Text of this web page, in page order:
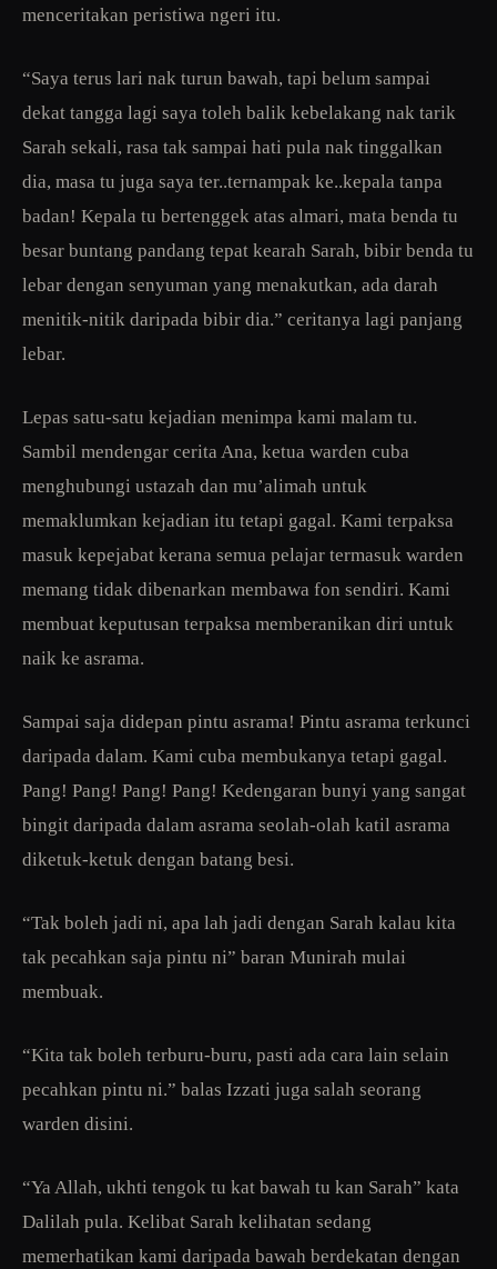
menceritakan peristiwa ngeri itu.
“Saya terus lari nak turun bawah, tapi belum sampai
dekat tangga lagi saya toleh balik kebelakang nak tarik
Sarah sekali, rasa tak sampai hati pula nak tinggalkan
dia, masa tu juga saya ter..ternampak ke..kepala tanpa
badan! Kepala tu bertenggek atas almari, mata benda tu
besar buntang pandang tepat kearah Sarah, bibir benda tu
lebar dengan senyuman yang menakutkan, ada darah
menitik-nitik daripada bibir dia.” ceritanya lagi panjang
lebar.
Lepas satu-satu kejadian menimpa kami malam tu.
Sambil mendengar cerita Ana, ketua warden cuba
menghubungi ustazah dan mu’alimah untuk
memaklumkan kejadian itu tetapi gagal. Kami terpaksa
masuk kepejabat kerana semua pelajar termasuk warden
memang tidak dibenarkan membawa fon sendiri. Kami
membuat keputusan terpaksa memberanikan diri untuk
naik ke asrama.
Sampai saja didepan pintu asrama! Pintu asrama terkunci
daripada dalam. Kami cuba membukanya tetapi gagal.
Pang! Pang! Pang! Pang! Kedengaran bunyi yang sangat
bingit daripada dalam asrama seolah-olah katil asrama
diketuk-ketuk dengan batang besi.
“Tak boleh jadi ni, apa lah jadi dengan Sarah kalau kita
tak pecahkan saja pintu ni” baran Munirah mulai
membuak.
“Kita tak boleh terburu-buru, pasti ada cara lain selain
pecahkan pintu ni.” balas Izzati juga salah seorang
warden disini.
“Ya Allah, ukhti tengok tu kat bawah tu kan Sarah” kata
Dalilah pula. Kelibat Sarah kelihatan sedang
memerhatikan kami daripada bawah berdekatan dengan